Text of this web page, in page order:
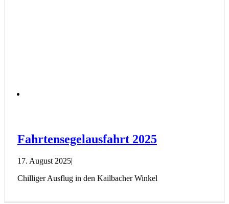
Fahrtensegelausfahrt 2025
17. August 2025|
Chilliger Ausflug in den Kailbacher Winkel